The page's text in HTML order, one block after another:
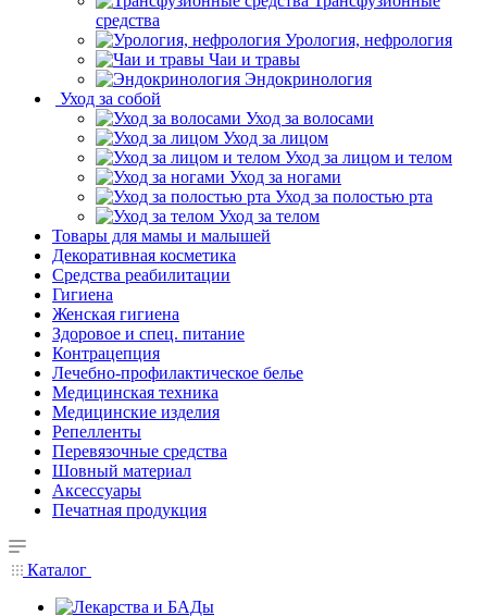
средства
Урология, нефрология
Чаи и травы
Эндокринология
Уход за собой
Уход за волосами
Уход за лицом
Уход за лицом и телом
Уход за ногами
Уход за полостью рта
Уход за телом
Товары для мамы и малышей
Декоративная косметика
Средства реабилитации
Гигиена
Женская гигиена
Здоровое и спец. питание
Контрацепция
Лечебно-профилактическое белье
Медицинская техника
Медицинские изделия
Репелленты
Перевязочные средства
Шовный материал
Аксессуары
Печатная продукция
Каталог